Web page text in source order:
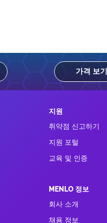
가격 보기
지원
취약점 신고하기
지원 포털
교육 및 인증
MENLO 정보
회사 소개
채용 정보